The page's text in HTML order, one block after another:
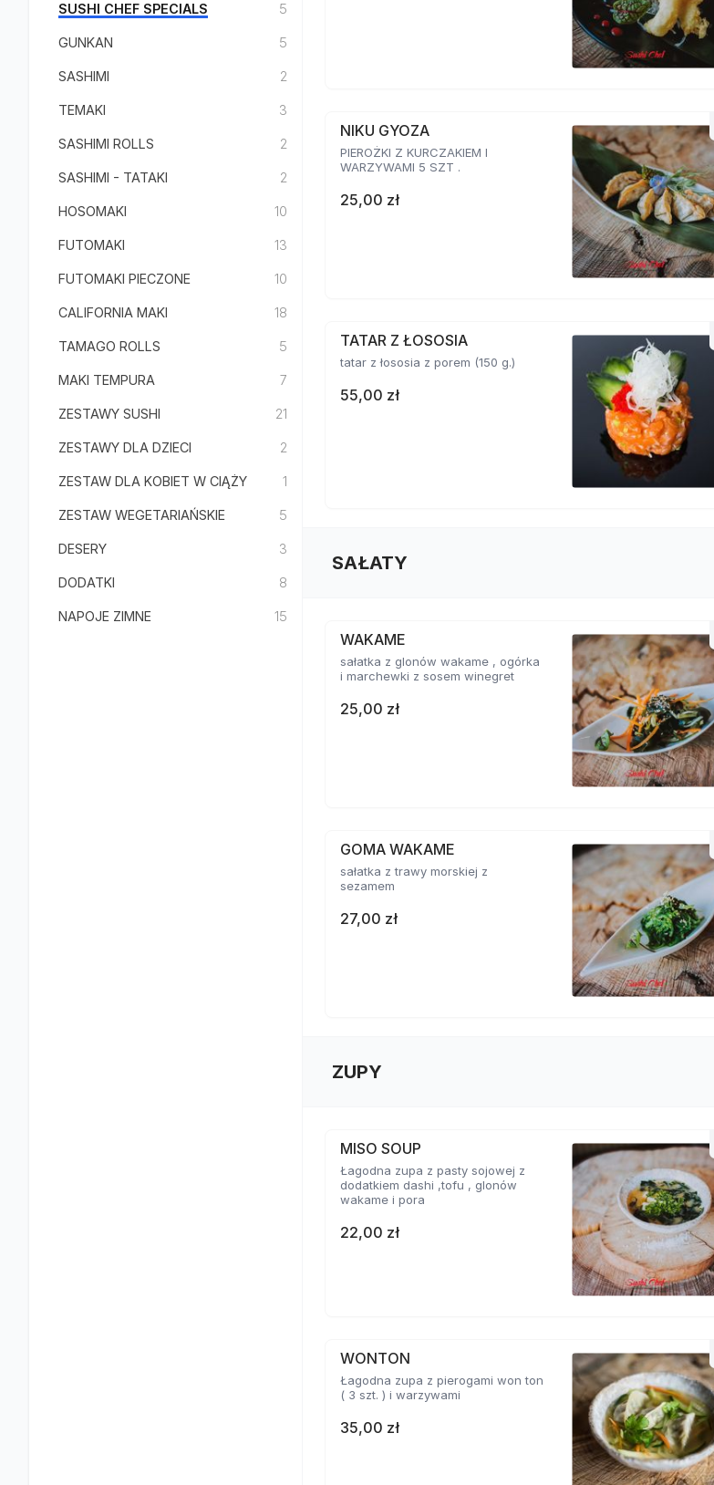
SUSHI CHEF SPECIALS 5
GUNKAN 5
SASHIMI 2
TEMAKI 3
SASHIMI ROLLS 2
SASHIMI - TATAKI 2
HOSOMAKI 10
FUTOMAKI 13
FUTOMAKI PIECZONE 10
CALIFORNIA MAKI 18
TAMAGO ROLLS 5
MAKI TEMPURA 7
ZESTAWY SUSHI 21
ZESTAWY DLA DZIECI 2
ZESTAW DLA KOBIET W CIĄŻY 1
ZESTAW WEGETARIAŃSKIE 5
DESERY 3
DODATKI 8
NAPOJE ZIMNE 15
NIKU GYOZA
PIEROŻKI Z KURCZAKIEM I
WARZYWAMI 5 SZT .
25,00 zł
TATAR Z ŁOSOSIA
tatar z łososia z porem (150 g.)
55,00 zł
SAŁATY
WAKAME
sałatka z glonów wakame , ogórka
i marchewki z sosem winegret
25,00 zł
GOMA WAKAME
sałatka z trawy morskiej z
sezamem
27,00 zł
ZUPY
MISO SOUP
Łagodna zupa z pasty sojowej z
dodatkiem dashi ,tofu , glonów
wakame i pora
22,00 zł
WONTON
Łagodna zupa z pierogami won ton
( 3 szt. ) i warzywami
35,00 zł